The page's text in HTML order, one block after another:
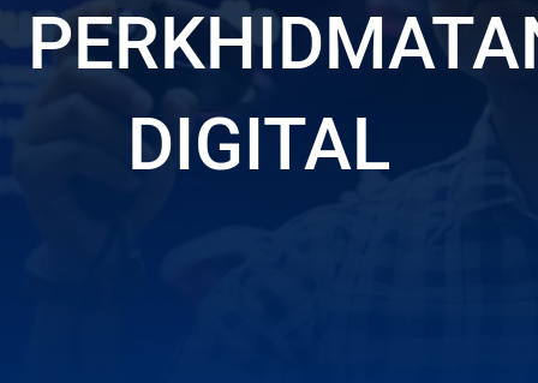
DIGITAL